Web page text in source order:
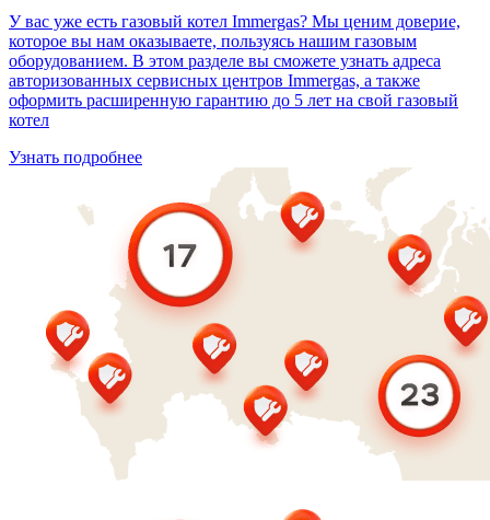
У вас уже есть газовый котел Immergas? Мы ценим доверие,
которое вы нам оказываете, пользуясь нашим газовым
оборудованием. В этом разделе вы сможете узнать адреса
авторизованных сервисных центров Immergas, а также
оформить расширенную гарантию до 5 лет на свой газовый
котел
Узнать подробнее